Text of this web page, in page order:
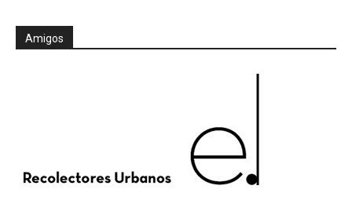
Amigos